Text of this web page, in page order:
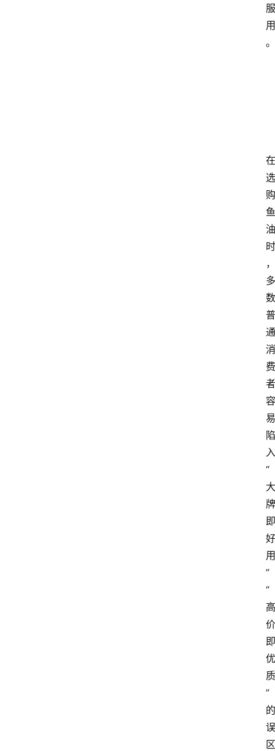
服
用
。
在
选
购
鱼
油
时
，
多
数
普
通
消
费
者
容
易
陷
入
“
大
牌
即
好
用
”
“
高
价
即
优
质
”
的
误
区